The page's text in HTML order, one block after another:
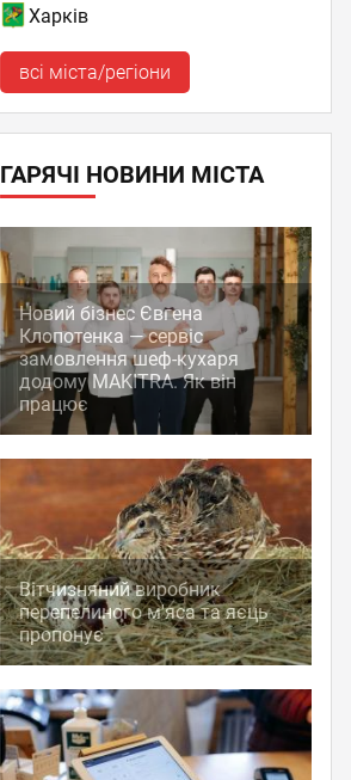
Харків
всі міста/регіони
ГАРЯЧІ НОВИНИ МІСТА
Новий бізнес Євгена
Клопотенка — сервіс
замовлення шеф-кухаря
додому MAKITRA. Як він
працює
Вітчизняний виробник
перепелиного м'яса та яєць
пропонує